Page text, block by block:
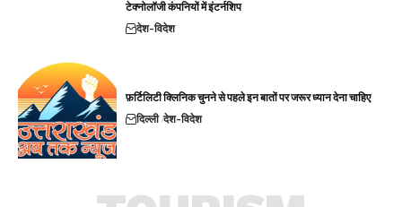
टेक्नोलॉजी कंपनियों में इंटर्नशिप
देश-विदेश
फ़र्टिलिटी क्लिनिक चुनने से पहले इन बातों पर जरूर ध्यान देना चाहिए
दिल्ली देश-विदेश